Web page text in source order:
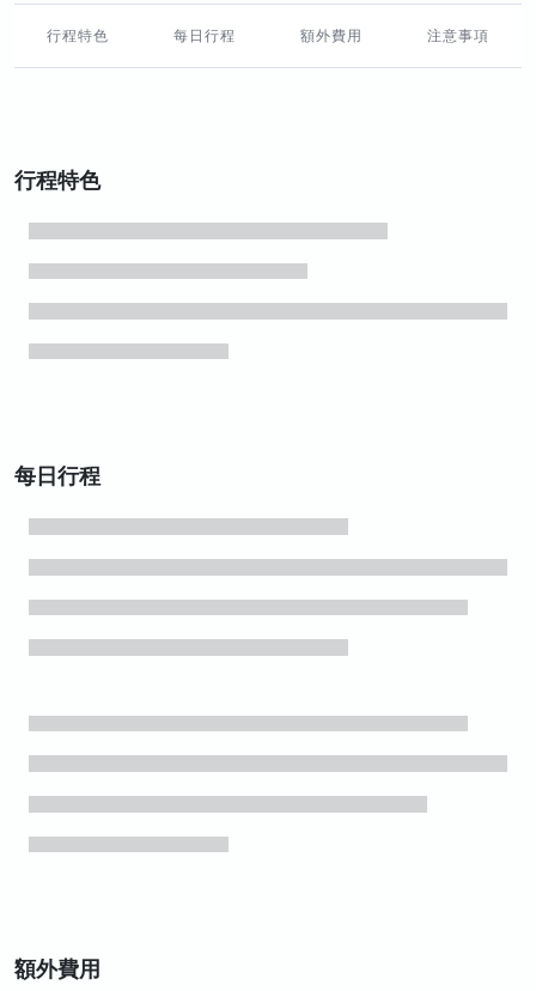
行程特色 每日行程 額外費用 注意事項
行程特色
每日行程
額外費用